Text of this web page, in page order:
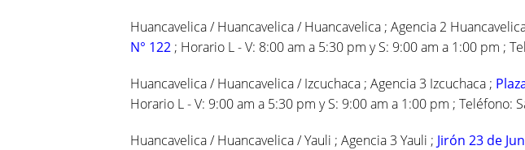
Huancavelica / Huancavelica / Huancavelica ; Agencia 2
N° 122 ; Horario L - V: 8:00 am a 5:30 pm y S: 9:00 am a 1:00 pm ;
Huancavelica / Huancavelica / Izcuchaca ; Agencia 3 Izcuchaca ;
Horario L - V: 9:00 am a 5:30 pm y S: 9:00 am a 1:00 pm ; Teléfono:
Huancavelica / Huancavelica / Yauli ; Agencia 3 Yauli ; Jirón 23 de